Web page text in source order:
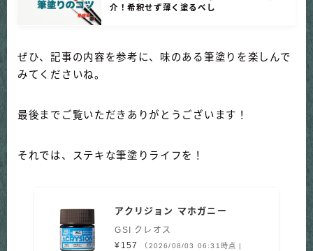
介！希釈せず薄く塗るべし
ぜひ、記事の内容を参考に、味のある筆塗りを楽しんで
みてくださいね。
最後までご覧いただきありがとうございます！
それでは、ステキな筆塗りライフを！
アクリジョン マホガニー
GSI クレオス
¥157
（2026/08/03 06:31時点 |